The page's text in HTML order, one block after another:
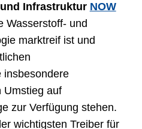
Infrastruktur NOW
Wasserstoff- und
marktreif ist und
insbesondere
Umstieg auf
zur Verfügung stehen.
wichtigsten Treiber für